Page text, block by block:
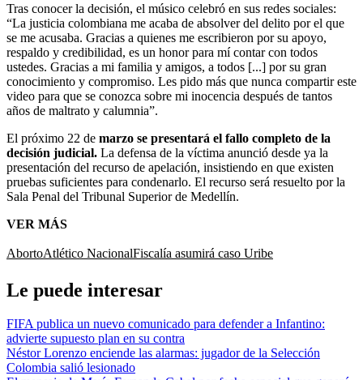
Tras conocer la decisión, el músico celebró en sus redes sociales:
“La justicia colombiana me acaba de absolver del delito por el que
se me acusaba. Gracias a quienes me escribieron por su apoyo,
respaldo y credibilidad, es un honor para mí contar con todos
ustedes. Gracias a mi familia y amigos, a todos [...] por su gran
conocimiento y compromiso. Les pido más que nunca compartir este
video para que se conozca sobre mi inocencia después de tantos
años de maltrato y calumnia”.
El próximo 22 de marzo se presentará el fallo completo de la
decisión judicial. La defensa de la víctima anunció desde ya la
presentación del recurso de apelación, insistiendo en que existen
pruebas suficientes para condenarlo. El recurso será resuelto por la
Sala Penal del Tribunal Superior de Medellín.
VER MÁS
AbortoAtlético NacionalFiscalía asumirá caso Uribe
Le puede interesar
FIFA publica un nuevo comunicado para defender a Infantino:
advierte supuesto plan en su contra
Néstor Lorenzo enciende las alarmas: jugador de la Selección
Colombia salió lesionado